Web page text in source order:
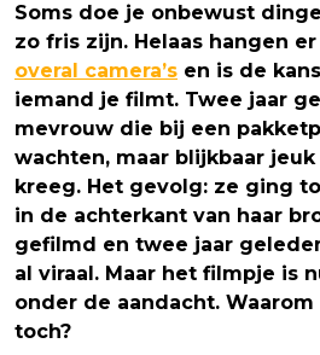
Soms doe je onbewust
zo fris zijn. Helaas hangen
overal camera’s en is de
iemand je filmt. Twee jaar
mevrouw die bij een
wachten, maar blijkbaar
kreeg. Het gevolg: ze ging
in de achterkant van haar
gefilmd en twee jaar
al viraal. Maar het filmpje is
onder de aandacht.
toch?